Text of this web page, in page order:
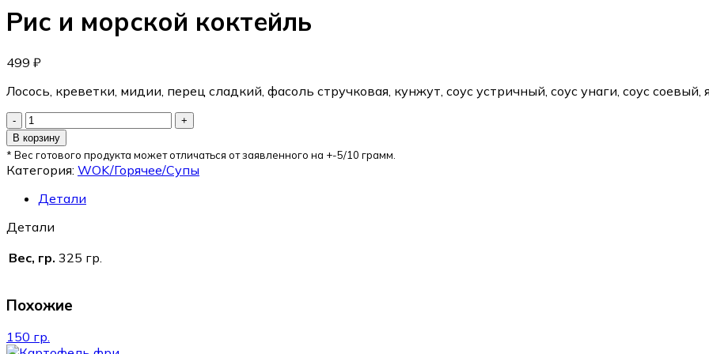
Рис и морской коктейль
499 ₽
Лосось, креветки, мидии, перец сладкий, фасоль стручковая, кунжут, соус устричный, соус унаги, соус соевый,
В корзину
* Вес готового продукта может отличаться от заявленного на +-5/10 грамм.
Категория: WOK/Горячее/Супы
Детали
Детали
Вес, гр. 325 гр.
Похожие
150 гр.